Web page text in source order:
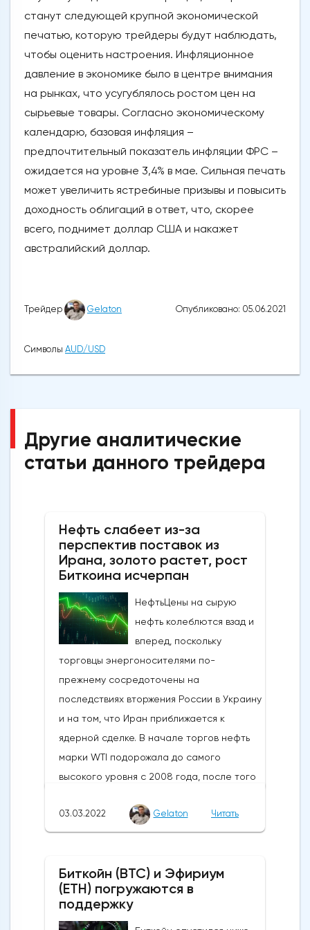
станут следующей крупной экономической
печатью, которую трейдеры будут наблюдать,
чтобы оценить настроения. Инфляционное
давление в экономике было в центре внимания
на рынках, что усугублялось ростом цен на
сырьевые товары. Согласно экономическому
календарю, базовая инфляция –
предпочтительный показатель инфляции ФРС –
ожидается на уровне 3,4% в мае. Сильная печать
может увеличить ястребиные призывы и повысить
доходность облигаций в ответ, что, скорее
всего, поднимет доллар США и накажет
австралийский доллар.
Трейдер Gelaton Опубликовано: 05.06.2021
Символы AUD/USD
Другие аналитические
статьи данного трейдера
Нефть слабеет из-за
перспектив поставок из
Ирана, золото растет, рост
Биткоина исчерпан
НефтьЦены на сырую
нефть колеблются взад и
вперед, поскольку
торговцы энергоносителями по-
прежнему сосредоточены на
последствиях вторжения России в Украину
и на том, что Иран приближается к
ядерной сделке. В начале торгов нефть
марки WTI подорожала до самого
высокого уровня с 2008 года, после того
украинский город Херсон. Ожидания
очередного раунда российско-
некоторую надежду на то, что возможное
прекращение огня может быть
согласовано, но переговоры, похоже,
03.03.2022 Gelaton Читать
Биткойн (BTC) и Эфириум
(ETH) погружаются в
поддержку